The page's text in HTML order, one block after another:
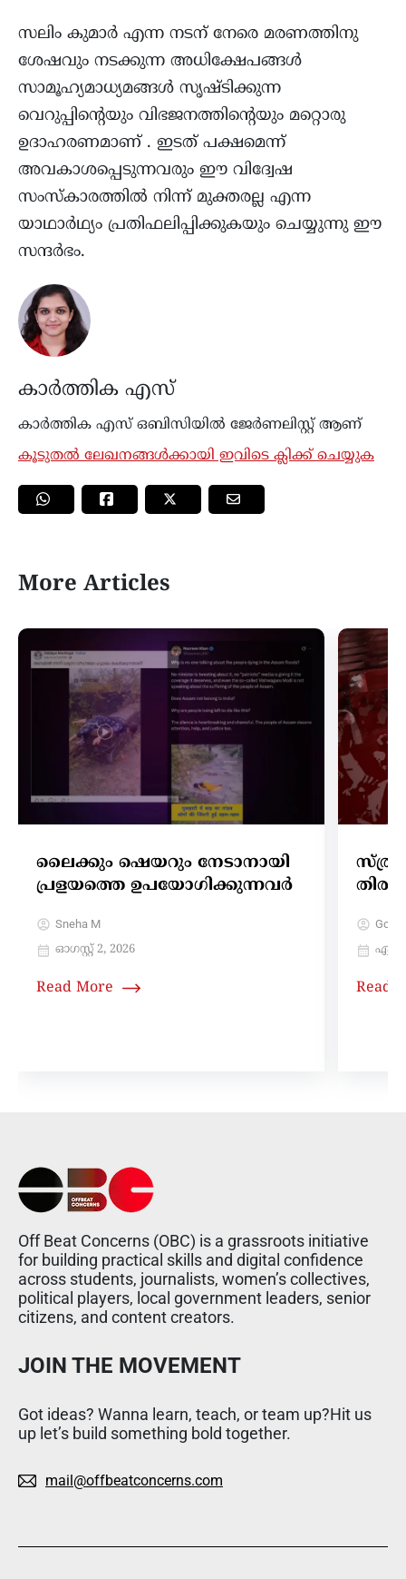
സലിം കുമാര്‍ എന്ന നടന് നേരെ മരണത്തിനു
ശേഷവും നടക്കുന്ന അധിക്ഷേപങ്ങള്‍
സാമൂഹ്യമാധ്യമങ്ങൾ സൃഷ്ടിക്കുന്ന
വെറുപ്പിന്റെയും വിഭജനത്തിന്റെയും മറ്റൊരു
ഉദാഹരണമാണ് . ഇടത് പക്ഷമെന്ന്
അവകാശപ്പെടുന്നവരും ഈ വിദ്വേഷ
സംസ്കാരത്തിൽ നിന്ന് മുക്തരല്ല എന്ന
യാഥാർഥ്യം പ്രതിഫലിപ്പിക്കുകയും ചെയ്യുന്നു ഈ
സന്ദർഭം.
കാർത്തിക എസ്
കാര്‍ത്തിക എസ് ഒബിസിയിൽ ജേർണലിസ്റ്റ് ആണ്
കൂടുതൽ ലേഖനങ്ങൾക്കായി ഇവിടെ ക്ലിക്ക് ചെയ്യുക
More Articles
ലൈക്കും ഷെയറും നേടാനായി
പ്രളയത്തെ ഉപയോഗിക്കുന്നവർ
Sneha M
ഓഗസ്റ്റ്‌ 2, 2026
Read More Read
Off Beat Concerns (OBC) is a grassroots initiative
for building practical skills and digital confidence
across students, journalists, women’s collectives,
political players, local government leaders, senior
citizens, and content creators.
JOIN THE MOVEMENT
Got ideas? Wanna learn, teach, or team up?Hit us
up let’s build something bold together.
mail@offbeatconcerns.com